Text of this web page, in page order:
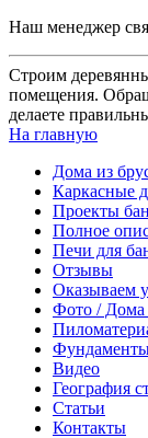
Наш менеджер
Строим
помещения.
делаете
На главную
Дома из
Каркасные
Проекты
Полное
Печи для
Отзывы
Оказываем
Фото / Дома
Видео
География
Статьи
Контакты